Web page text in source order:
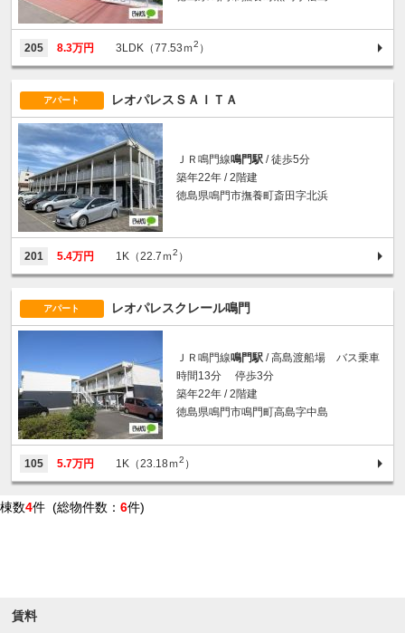
205 8.3万円 3LDK（77.53ｍ2 ）
アパート レオパレスＳＡＩＴＡ
ＪＲ鳴門線鳴門駅 / 徒歩5分
築年22年 / 2階建
徳島県鳴門市撫養町斎田字北浜
201 5.4万円 1K（22.7ｍ2 ）
アパート レオパレスクレール鳴門
ＪＲ鳴門線鳴門駅 / 高島渡船場 バス乗車
時間13分 停歩3分
築年22年 / 2階建
徳島県鳴門市鳴門町高島字中島
105 5.7万円 1K（23.18ｍ2 ）
棟数4件 (総物件数： 6件)
賃料